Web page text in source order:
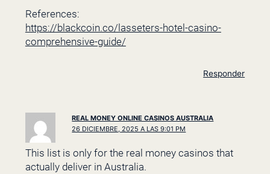
References:
https://blackcoin.co/lasseters-hotel-casino-
comprehensive-guide/
Responder
REAL MONEY ONLINE CASINOS AUSTRALIA
26 DICIEMBRE, 2025 A LAS 9:01 PM
This list is only for the real money casinos that
actually deliver in Australia.